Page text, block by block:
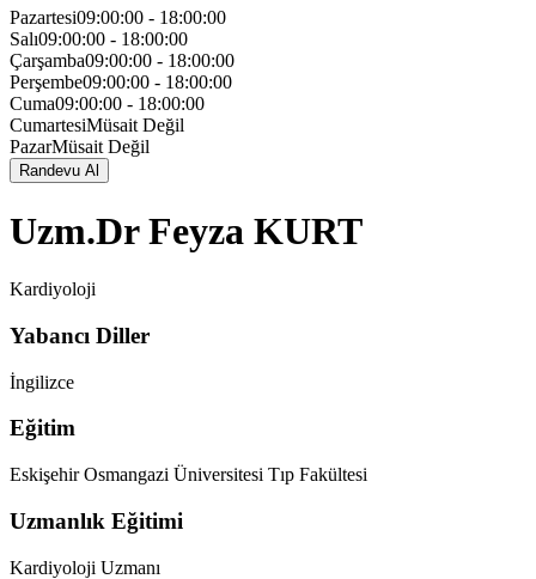
Pazartesi09:00:00 - 18:00:00
Salı09:00:00 - 18:00:00
Çarşamba09:00:00 - 18:00:00
Perşembe09:00:00 - 18:00:00
Cuma09:00:00 - 18:00:00
CumartesiMüsait Değil
PazarMüsait Değil
Randevu Al
Uzm.Dr Feyza KURT
Kardiyoloji
Yabancı Diller
İngilizce
Eğitim
Eskişehir Osmangazi Üniversitesi Tıp Fakültesi
Uzmanlık Eğitimi
Kardiyoloji Uzmanı